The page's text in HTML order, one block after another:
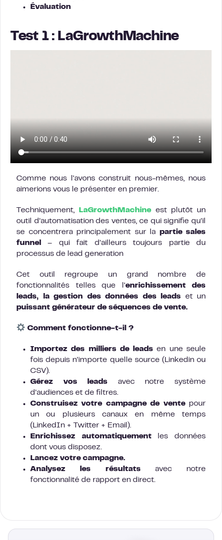
Évaluation
Test 1 : LaGrowthMachine
Comme nous l’avons construit nous-mêmes, nous
aimerions vous le présenter en premier.
Techniquement, LaGrowthMachine est plutôt un
outil d’automatisation des ventes, ce qui signifie qu’il
se concentrera principalement sur la partie sales
funnel– qui fait d’ailleurs toujours partie du
processus de lead generation
Cet outil regroupe un grand nombre de
fonctionnalités telles que l’enrichissement des
leads, la gestion des données des leads et un
puissant générateur de séquences de vente.
Comment fonctionne-t-il ?
Importez des milliers de leads en une seule
fois depuis n’importe quelle source (Linkedin ou
CSV).
Gérez vos leads avec notre système
d’audiences et de filtres.
Construisez votre campagne de ventepour
un ou plusieurs canaux en même temps
(LinkedIn + Twitter + Email).
Enrichissez automatiquement
les données
dont vous disposez.
Lancez votre campagne.
Analysez les résultats avec notre
fonctionnalité de rapport en direct.